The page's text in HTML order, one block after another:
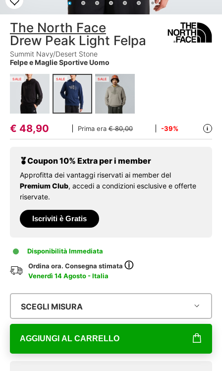
The North Face
Drew Peak Light Felpa
Summit Navy/Desert Stone
Felpe e Maglie Sportive Uomo
SALE SALE SALE
€ 48,90 Prima era€ 80,00 -39% i
Coupon 10% Extra per i member
Approfitta dei vantaggi riservati ai member del
Premium Club, accedi a condizioni esclusive e offerte
riservate.
Iscriviti è Gratis
Disponibilità Immediata
Ordina ora. Consegna stimataⓘ
Venerdì 14 Agosto - Italia
SCEGLI MISURA
AGGIUNGI AL CARRELLO